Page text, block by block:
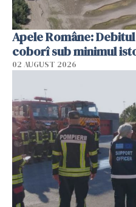
Apele Române:
coborî sub minimul
02 AUGUST 2026